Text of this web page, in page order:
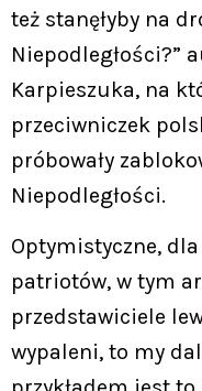
też stanęłyby na
Niepodległości?”
Karpieszuka, na
przeciwniczek
próbowały
Niepodległości.
Optymistyczne,
patriotów, w tym
przedstawiciele
wypaleni, to my